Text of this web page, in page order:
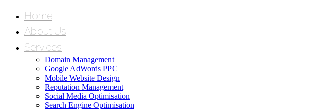
Home
About Us
Services
Domain Management
Google AdWords PPC
Mobile Website Design
Reputation Management
Social Media Optimisation
Search Engine Optimisation